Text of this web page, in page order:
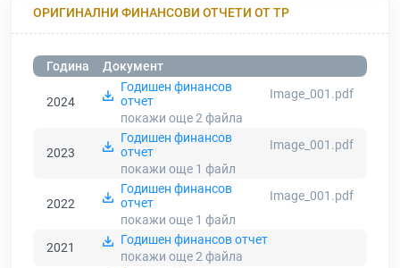
ОРИГИНАЛНИ ФИНАНСОВИ ОТЧЕТИ ОТ ТР
Година Документ
2024
Годишен финансов
отчет
Image_001.pdf
покажи още 2файла
2023
Годишен финансов
отчет
Image_001.pdf
покажи още 1 файл
2022
Годишен финансов
отчет
Image_001.pdf
покажи още 1 файл
2021
Годишен финансов отчет
покажи още 2файла